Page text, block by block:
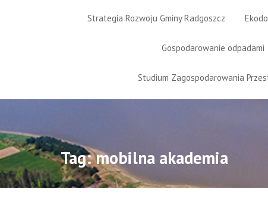
Strategia Rozwoju Gminy Radgoszcz
Gospodarowanie odpadami
Studium Zagospodarowania
Tag:mobilna akademia